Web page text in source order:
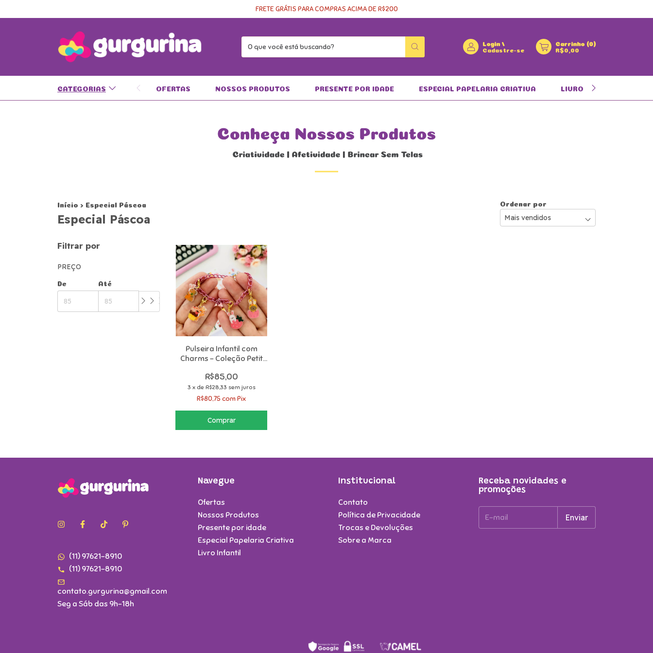
FRETE GRÁTIS PARA COMPRAS ACIMA DE R$200
Login /
Cadastre-se
Carrinho (0)
R$0,00
CATEGORIAS OFERTAS NOSSOS PRODUTOS PRESENTE POR IDADE ESPECIAL PAPELARIA CRIATIVA LIVRO INFANTIL
Início > Especial Páscoa
Especial Páscoa
Ordenar por
Filtrar por
PREÇO
De Até
Pulseira Infantil com
Charms – Coleção Petit
R$85,00
3 x de R$28,33 sem juros
R$80,75comPix
(11) 97621-8910
(11) 97621-8910
contato.gurgurina@gmail.com
Seg a Sáb das 9h-18h
Navegue
Ofertas
Nossos Produtos
Presente por idade
Especial Papelaria Criativa
Livro Infantil
Institucional
Contato
Política de Privacidade
Trocas e Devoluções
Sobre a Marca
Receba novidades e
promoções